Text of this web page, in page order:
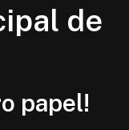
de
papel!